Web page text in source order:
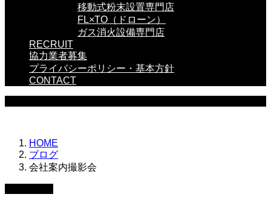
移動式粉末設置専門店
FL×TO（ドローン）
ガス消火設備専門店
RECRUIT
協力業者募集
プライバシーポリシー・基本方針
CONTACT
HOME
ブログ
会社案内撮影会